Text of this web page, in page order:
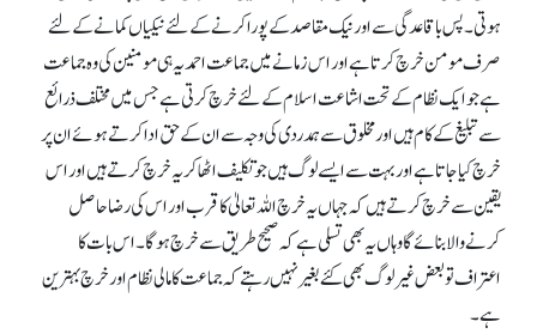
ہوتی۔ پس باقاعدگی سے اور نیک مقاصد کے پورا کرنے کے لئے نیکیاں کمانے کے لئے
صرف مومن خرچ کرتا ہے اور اس زمانے میں جماعت احمدیہ ہی مومنین کی وہ جماعت
ہے جو ایک نظام کے تحت اشاعت اسلام کے لئے خرچ کرتی ہے جس میں مختلف ذرائع
سے تبلیغ کے کام ہیں اور مخلوق سے ہمدردی کی وجہ سے ان کے حق ادا کرتے ہوئے ان پر
خرچ کیا جاتا ہے اور بہت سے ایسے لوگ ہیں جو تکلیف اٹھا کر یہ خرچ کرتے ہیں اور اس
یقین سے خرچ کرتے ہیں کہ جہاں یہ خرچ اللہ تعالیٰ کا قرب اور اس کی رضا حاصل
کرنے والا بنائے گا وہاں یہ بھی تسلی ہے کہ صحیح طریق سے خرچ ہو گا۔ اس بات کا
اعتراف تو بعض غیر لوگ بھی کئے بغیر نہیں رہتے کہ جماعت کا مالی نظام اور خرچ بہترین
ہے۔